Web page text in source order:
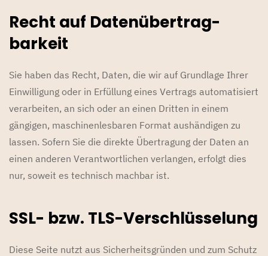
Recht auf Daten­übertrag­
barkeit
Sie haben das Recht, Daten, die wir auf Grundlage Ihrer
Einwilligung oder in Erfüllung eines Vertrags automatisiert
verarbeiten, an sich oder an einen Dritten in einem
gängigen, maschinenlesbaren Format aushändigen zu
lassen. Sofern Sie die direkte Übertragung der Daten an
einen anderen Verantwortlichen verlangen, erfolgt dies
nur, soweit es technisch machbar ist.
SSL- bzw. TLS-Verschlüsselung
Diese Seite nutzt aus Sicherheitsgründen und zum Schutz